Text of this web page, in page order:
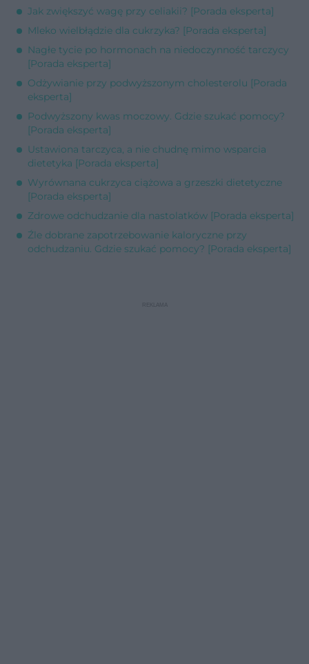
Jak zwiększyć wagę przy celiakii? [Porada eksperta]
Mleko wielbłądzie dla cukrzyka? [Porada eksperta]
Nagłe tycie po hormonach na niedoczynność tarczycy
[Porada eksperta]
Odżywianie przy podwyższonym cholesterolu [Porada
eksperta]
Podwyższony kwas moczowy. Gdzie szukać pomocy?
[Porada eksperta]
Ustawiona tarczyca, a nie chudnę mimo wsparcia
dietetyka [Porada eksperta]
Wyrównana cukrzyca ciążowa a grzeszki dietetyczne
[Porada eksperta]
Zdrowe odchudzanie dla nastolatków [Porada eksperta]
Źle dobrane zapotrzebowanie kaloryczne przy
odchudzaniu. Gdzie szukać pomocy? [Porada eksperta]